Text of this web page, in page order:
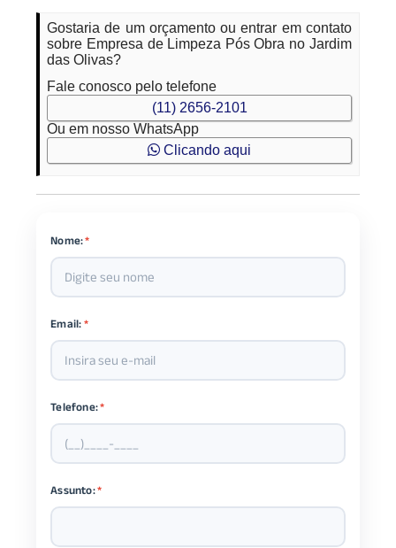
Gostaria de um orçamento ou entrar em contato
sobre Empresa de Limpeza Pós Obra no Jardim
das Olivas?
Fale conosco pelo telefone
(11) 2656-2101
Ou em nosso WhatsApp
Clicando aqui
Nome:*
Email:*
Telefone:*
Assunto:*